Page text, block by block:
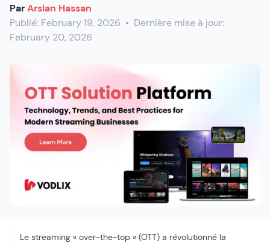
ParArslan Hassan
Publié: February 19, 2026 • Dernière mise à jour:
February 20, 2026
Le streaming « over-the-top » (OTT) a révolutionné la